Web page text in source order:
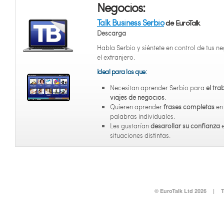
Negocios:
Talk Business Serbiode EuroTalk
Descarga
Habla Serbio y siéntete en control de tus
el extranjero.
Ideal para los que:
Necesitan aprender Serbio para el
viajes de negocios.
Quieren aprenderfrases completas
palabras individuales.
Les gustaríandesarollar su confianza
situaciones distintas.
© EuroTalk Ltd 2026 |